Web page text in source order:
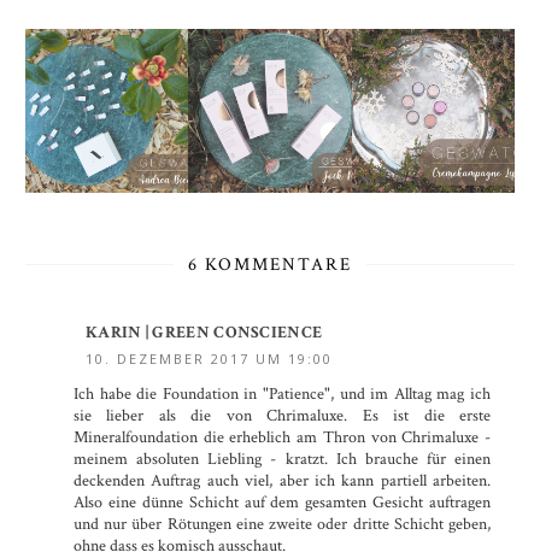
6 KOMMENTARE
KARIN | GREEN CONSCIENCE
10. DEZEMBER 2017 UM 19:00
Ich habe die Foundation in "Patience", und im Alltag mag ich
sie lieber als die von Chrimaluxe. Es ist die erste
Mineralfoundation die erheblich am Thron von Chrimaluxe -
meinem absoluten Liebling - kratzt. Ich brauche für einen
deckenden Auftrag auch viel, aber ich kann partiell arbeiten.
Also eine dünne Schicht auf dem gesamten Gesicht auftragen
und nur über Rötungen eine zweite oder dritte Schicht geben,
ohne dass es komisch ausschaut.